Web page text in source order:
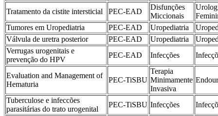
Tratamento da cistite intersticial PEC-EAD
Disfunções
Miccionais
Tumores em Uropediatria
PEC-EAD Uropediatria
Válvula de uretra posterior
PEC-EAD Uropediatria
Verrugas urogenitais e
prevenção do HPV
PEC-EAD Infecções
Evaluation and Management of
Hematuria
PEC-TiSBU
Terapia
Minimamente
Invasiva
Tuberculose e infeccões
parasitárias do trato urogenital
PEC-TiSBU Infecções